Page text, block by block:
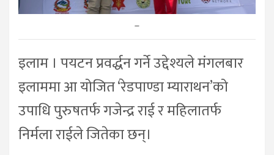
–
इलाम । पयटन प्रवर्द्धन गर्ने उद्देश्यले मंगलबार
इलाममा आ योजित ‘रेडपाण्डा म्याराथन’को
उपाधि पुरुषतर्फ गजेन्द्र राई र महिलातर्फ
निर्मला राईले जितेका छन्।